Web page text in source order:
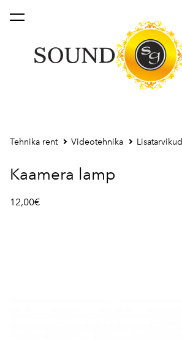
lisati ostukorvi. Vaata ostukorvi
Tehnika rent Videotehnika Lisatarvikud
Kaamera lamp
12,00€